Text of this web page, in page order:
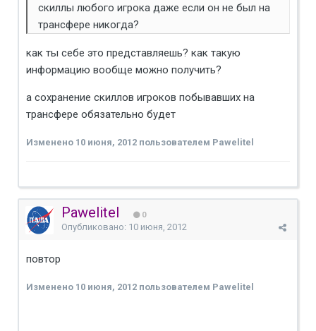
скиллы любого игрока даже если он не был на
трансфере никогда?
как ты себе это представляешь? как такую
информацию вообще можно получить?
а сохранение скиллов игроков побывавших на
трансфере обязательно будет
Изменено 10 июня, 2012 пользователем Pawelitel
Pawelitel 0
Опубликовано: 10 июня, 2012
повтор
Изменено 10 июня, 2012 пользователем Pawelitel